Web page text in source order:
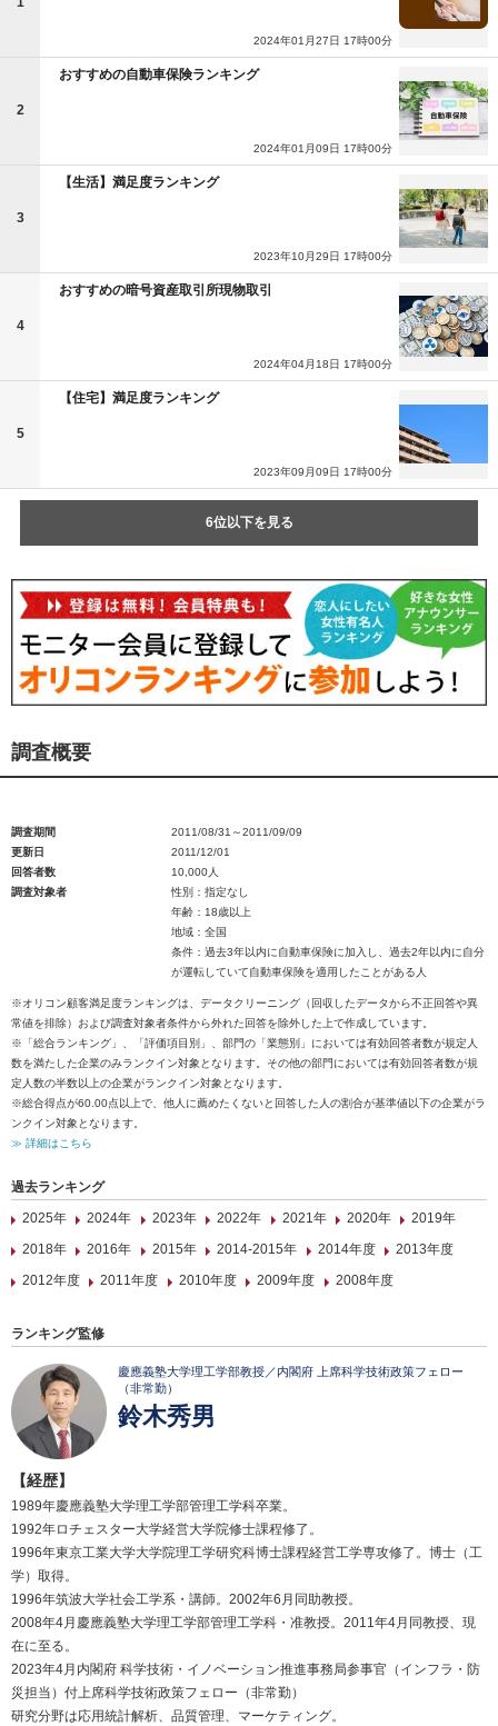
2024年01月27日 17時00分
2
おすすめの自動車保険ランキング
2024年01月09日 17時00分
3
【生活】満足度ランキング
2023年10月29日 17時00分
4
おすすめの暗号資産取引所現物取引
2024年04月18日 17時00分
5
【住宅】満足度ランキング
2023年09月09日 17時00分
6位以下を見る
調査概要
調査期間
2011/08/31～2011/09/09
更新日
2011/12/01
回答者数
10,000人
調査対象者
性別：指定なし
年齢：18歳以上
地域：全国
条件：過去3年以内に自動車保険に加入し、過去2年以内に自分
が運転していて自動車保険を適用したことがある人
※オリコン顧客満足度ランキングは、データクリーニング（回収したデータから不正回答や異
常値を排除）および調査対象者条件から外れた回答を除外した上で作成しています。
※「総合ランキング」、「評価項目別」、部門の「業態別」においては有効回答者数が規定人
数を満たした企業のみランクイン対象となります。その他の部門においては有効回答者数が規
定人数の半数以上の企業がランクイン対象となります。
※総合得点が60.00点以上で、他人に薦めたくないと回答した人の割合が基準値以下の企業がラ
ンクイン対象となります。
≫ 詳細はこちら
過去ランキング
2025年
2024年 2023年 2022年 2021年 2020年
2019年
2018年
2016年 2015年 2014-2015年 2014年度
2013年度
2012年度
2011年度 2010年度 2009年度 2008年度
ランキング監修
慶應義塾大学理工学部教授／内閣府 上席科学技術政策フェロー
（非常勤）
鈴木秀男
【経歴】
1989年慶應義塾大学理工学部管理工学科卒業。
1992年ロチェスター大学経営大学院修士課程修了。
1996年東京工業大学大学院理工学研究科博士課程経営工学専攻修了。博士（工
学）取得。
1996年筑波大学社会工学系・講師。2002年6月同助教授。
2008年4月慶應義塾大学理工学部管理工学科・准教授。2011年4月同教授、現
在に至る。
2023年4月内閣府 科学技術・イノベーション推進事務局参事官（インフラ・防
災担当）付上席科学技術政策フェロー（非常勤）
研究分野は応用統計解析、品質管理、マーケティング。